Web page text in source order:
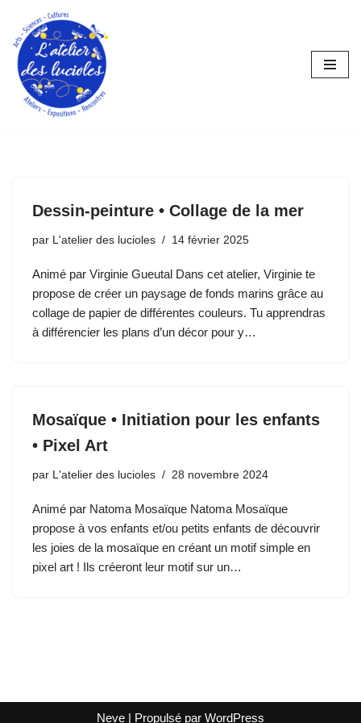
Aller
au
contenu
Dessin-peinture • Collage de la mer
par L'atelier des lucioles 14 février 2025
Animé par Virginie Gueutal Dans cet atelier, Virginie te
propose de créer un paysage de fonds marins grâce au
collage de papier de différentes couleurs. Tu apprendras
à différencier les plans d’un décor pour y…
Mosaïque • Initiation pour les enfants
• Pixel Art
par L'atelier des lucioles 28 novembre 2024
Animé par Natoma Mosaïque Natoma Mosaïque
propose à vos enfants et/ou petits enfants de découvrir
les joies de la mosaïque en créant un motif simple en
pixel art ! Ils créeront leur motif sur un…
Neve | Propulsé par WordPress